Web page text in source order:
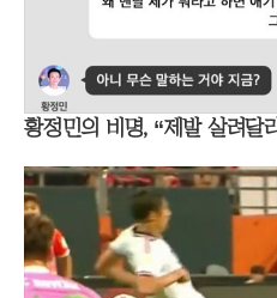
황정민의 비명, “제발 살려달